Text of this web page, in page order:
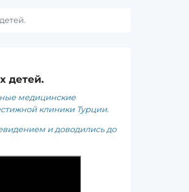
детей.
медицинские
клиники Турции.
и доводились до